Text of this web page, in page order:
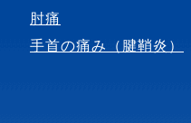
肘痛
手首の痛み（腱鞘炎）